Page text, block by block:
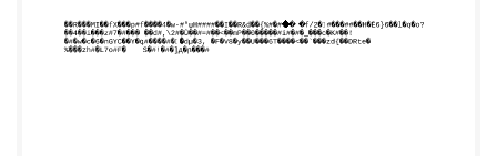
�#n�#|�k#�ԮG��9#%q#�z��4�#��wM